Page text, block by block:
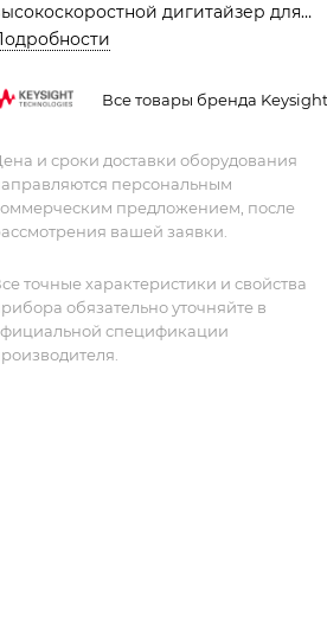
дигитайзер для
400G/800G+ оптических
систем, обеспечивает
Все товары бренда Keysight
и сроки доставки оборудования
персональным
предложением, после
вашей заявки.
точные характеристики и свойства
обязательно уточняйте в
спецификации